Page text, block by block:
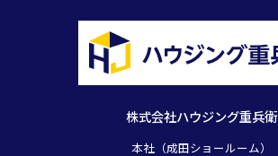
株式会社ハウジング重兵衛
本社（成田ショールーム）